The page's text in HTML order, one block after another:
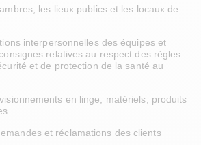
les lieux publics et les locaux de
interpersonnelles des équipes et
relatives au respect des règles
et de protection de la santé au
en linge, matériels, produits
et réclamations des clients